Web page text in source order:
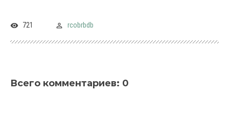
721 rcobrbdb
Всего комментариев: 0